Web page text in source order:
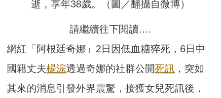
逝，享年38歲。（圖／翻攝自微博）
請繼續往下閱讀….
網紅「阿根廷奇娜」2日因低血糖猝死，6日中
國籍丈夫楊淙透過奇娜的社群公開死訊 ，突如
其來的消息引發外界震驚，接獲女兒死訊後，